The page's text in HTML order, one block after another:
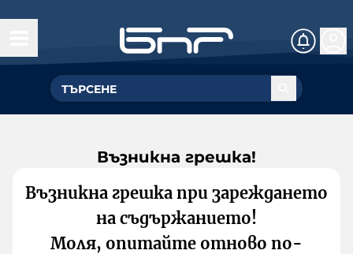
Възникна грешка!
Възникна грешка при зареждането
на съдържанието!
Моля, опитайте отново по-